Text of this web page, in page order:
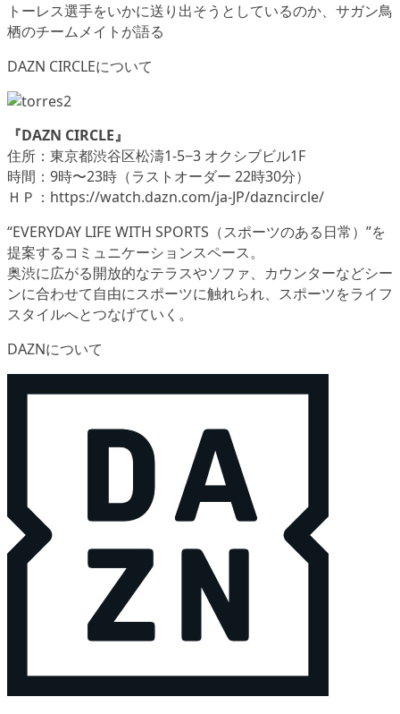
トーレス選手をいかに送り出そうとしているのか、サガン鳥
栖のチームメイトが語る
DAZN CIRCLEについて
『DAZN CIRCLE』
住所：東京都渋谷区松濤1-5−3 オクシブビル1F
時間：9時〜23時（ラストオーダー 22時30分）
ＨＰ：https://watch.dazn.com/ja-JP/dazncircle/
“EVERYDAY LIFE WITH SPORTS（スポーツのある日常）”を
提案するコミュニケーションスペース。
奥渋に広がる開放的なテラスやソファ、カウンターなどシー
ンに合わせて自由にスポーツに触れられ、スポーツをライフ
スタイルへとつなげていく。
DAZNについて